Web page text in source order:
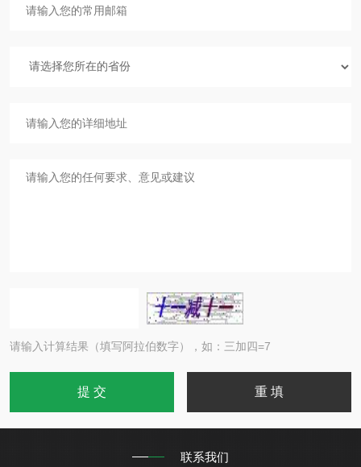
请输入计算结果（填写阿拉伯数字），如：三加四=7
联系我们